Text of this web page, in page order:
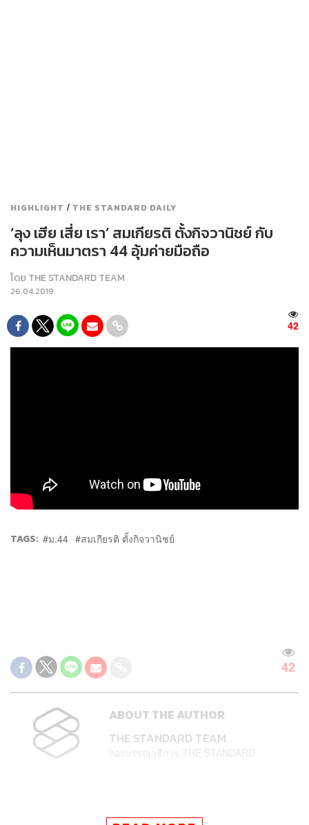
HIGHLIGHT / THE STANDARD DAILY
‘ลุง เฮีย เสี่ย เรา’ สมเกียรติ ตั้งกิจวานิชย์ กับ
ความเห็นมาตรา 44 อุ้มค่ายมือถือ
โดย THE STANDARD TEAM
26.04.2019
42
TAGS: ม.44 สมเกียรติ ตั้งกิจวานิชย์
42
ABOUT THE AUTHOR
THE STANDARD TEAM
กองบรรณาธิการ THE STANDARD